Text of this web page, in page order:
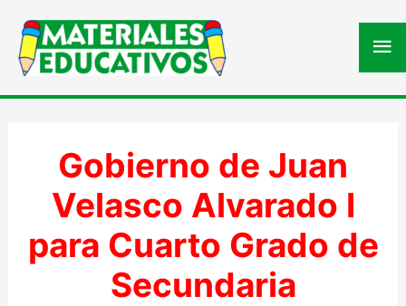
Gobierno de Juan
Velasco Alvarado I
para Cuarto Grado de
Secundaria